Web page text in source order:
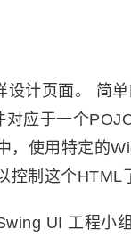
计页面。 简单
应于一个
，使用特定的
控制这个HTML
UI 工程小